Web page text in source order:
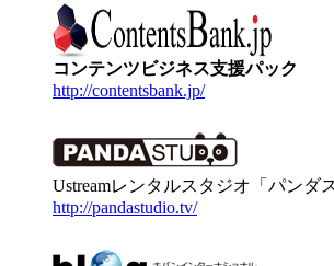
コンテンツビジネス支援パック
http://contentsbank.jp/
Ustreamレンタルスタジオ「パンダ
http://pandastudio.tv/